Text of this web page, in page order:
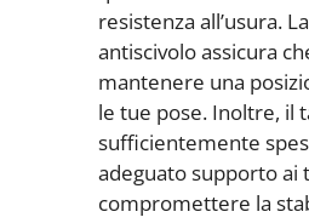
resistenza all’usura.
antiscivolo assicura
mantenere una
le tue pose. Inoltre, il
sufficientemente
adeguato supporto ai
compromettere la